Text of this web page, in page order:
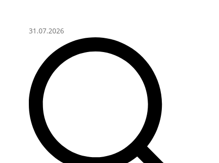
31.07.2026